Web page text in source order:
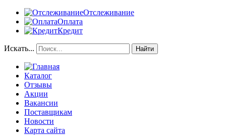
Отслеживание
Оплата
Кредит
Искать... Найти
Каталог
Отзывы
Акции
Вакансии
Поставщикам
Новости
Карта сайта